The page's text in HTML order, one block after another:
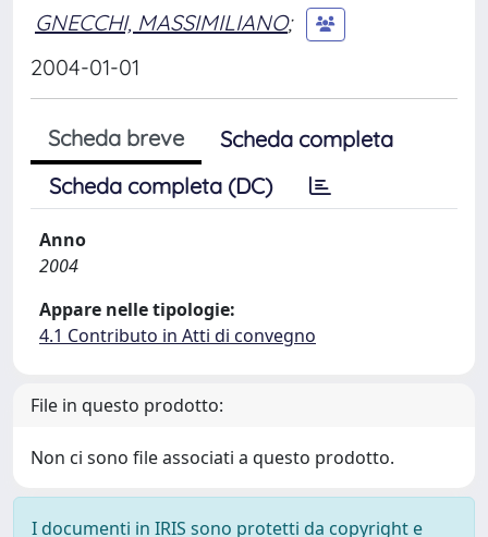
GNECCHI, MASSIMILIANO;
2004-01-01
Scheda breve
Scheda completa
Scheda completa (DC)
Anno
2004
Appare nelle tipologie:
4.1 Contributo in Atti di convegno
File in questo prodotto:
Non ci sono file associati a questo prodotto.
I documenti in IRIS sono protetti da copyright e